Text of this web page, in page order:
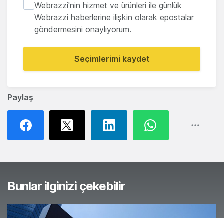
Paylaş
Webrazzi'nin hizmet ve ürünleri ile günlük
Webrazzi haberlerine ilişkin olarak epostalar
göndermesini onaylıyorum.
Seçimlerimi kaydet
Bunlar ilginizi çekebilir